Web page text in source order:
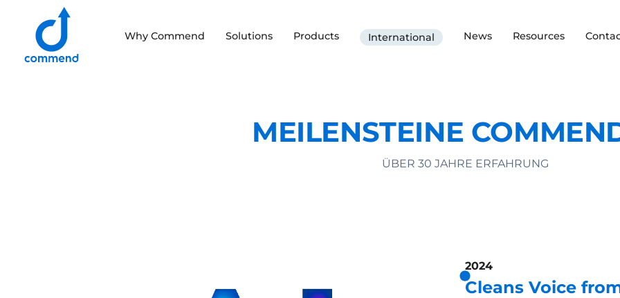
Scroll to content
Why Commend Solutions Products International News Resources
MEILENSTEINE
ÜBER 30 JAHRE ERFAHRUNG
2024
Cleans Voice